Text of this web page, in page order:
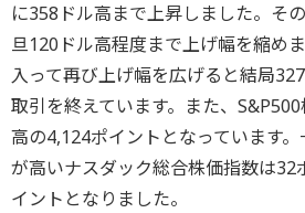
に358ドル高まで上昇しました。そ
旦120ドル高程度まで上げ幅を縮め
入って再び上げ幅を広げると結局
取引を終えています。また、
高の4,124ポイントとなっています
が高いナスダック総合株価指数は32
イントとなりました。